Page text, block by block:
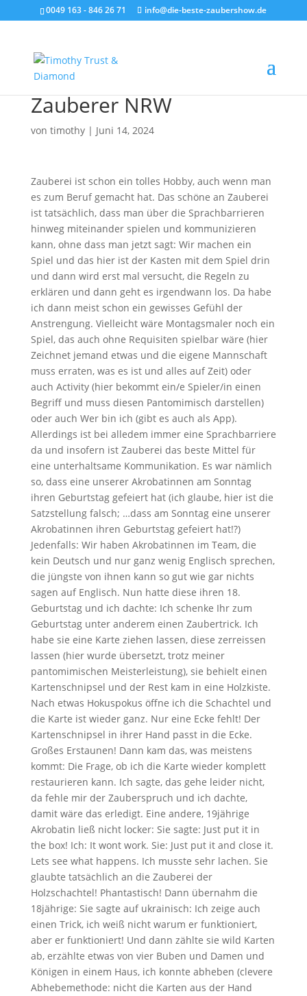
0049 163 - 846 26 71 info@die-beste-zaubershow.de
Zauberer NRW
von timothy| Juni 14, 2024
Zauberei ist schon ein tolles Hobby, auch wenn man
es zum Beruf gemacht hat. Das schöne an Zauberei
ist tatsächlich, dass man über die Sprachbarrieren
hinweg miteinander spielen und kommunizieren
kann, ohne dass man jetzt sagt: Wir machen ein
Spiel und das hier ist der Kasten mit dem Spiel drin
und dann wird erst mal versucht, die Regeln zu
erklären und dann geht es irgendwann los. Da habe
ich dann meist schon ein gewisses Gefühl der
Anstrengung. Vielleicht wäre Montagsmaler noch ein
Spiel, das auch ohne Requisiten spielbar wäre (hier
Zeichnet jemand etwas und die eigene Mannschaft
muss erraten, was es ist und alles auf Zeit) oder
auch Activity (hier bekommt ein/e Spieler/in einen
Begriff und muss diesen Pantomimisch darstellen)
oder auch Wer bin ich (gibt es auch als App).
Allerdings ist bei alledem immer eine Sprachbarriere
da und insofern ist Zauberei das beste Mittel für
eine unterhaltsame Kommunikation. Es war nämlich
so, dass eine unserer Akrobatinnen am Sonntag
ihren Geburtstag gefeiert hat (ich glaube, hier ist die
Satzstellung falsch; …dass am Sonntag eine unserer
Akrobatinnen ihren Geburtstag gefeiert hat!?)
Jedenfalls: Wir haben Akrobatinnen im Team, die
kein Deutsch und nur ganz wenig Englisch sprechen,
die jüngste von ihnen kann so gut wie gar nichts
sagen auf Englisch. Nun hatte diese ihren 18.
Geburtstag und ich dachte: Ich schenke Ihr zum
Geburtstag unter anderem einen Zaubertrick. Ich
habe sie eine Karte ziehen lassen, diese zerreissen
lassen (hier wurde übersetzt, trotz meiner
pantomimischen Meisterleistung), sie behielt einen
Kartenschnipsel und der Rest kam in eine Holzkiste.
Nach etwas Hokuspokus öffne ich die Schachtel und
die Karte ist wieder ganz. Nur eine Ecke fehlt! Der
Kartenschnipsel in ihrer Hand passt in die Ecke.
Großes Erstaunen! Dann kam das, was meistens
kommt: Die Frage, ob ich die Karte wieder komplett
restaurieren kann. Ich sagte, das gehe leider nicht,
da fehle mir der Zauberspruch und ich dachte,
damit wäre das erledigt. Eine andere, 19jährige
Akrobatin ließ nicht locker: Sie sagte: Just put it in
the box! Ich: It wont work. Sie: Just put it and close it.
Lets see what happens. Ich musste sehr lachen. Sie
glaubte tatsächlich an die Zauberei der
Holzschachtel! Phantastisch! Dann übernahm die
18jährige: Sie sagte auf ukrainisch: Ich zeige auch
einen Trick, ich weiß nicht warum er funktioniert,
aber er funktioniert! Und dann zählte sie wild Karten
ab, erzählte etwas von vier Buben und Damen und
Königen in einem Haus, ich konnte abheben (clevere
Abhebemethode: nicht die Karten aus der Hand